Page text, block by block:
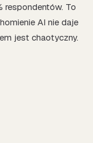
respondentów. To
AI nie daje
jest chaotyczny.